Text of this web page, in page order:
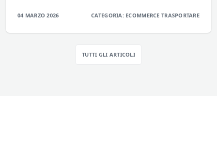
04 MARZO 2026 CATEGORIA: ECOMMERCE TRASPORTARE
TUTTI GLI ARTICOLI